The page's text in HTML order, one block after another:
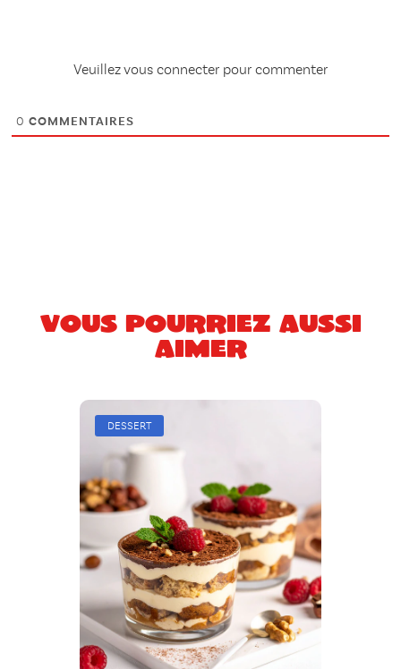
Veuillez vous connecter pour commenter
0 COMMENTAIRES
Vous pourriez aussi
aimer
DESSERT